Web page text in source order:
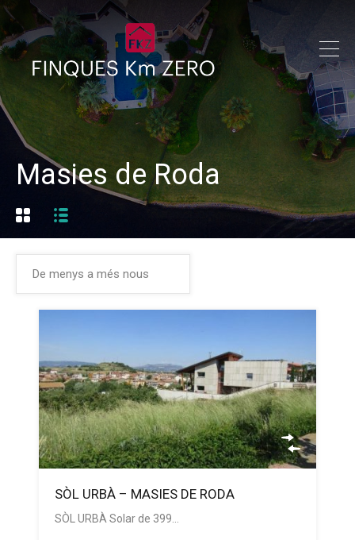
Masies de Roda
SÒL URBÀ – MASIES DE RODA
SÒL URBÀ Solar de 399…